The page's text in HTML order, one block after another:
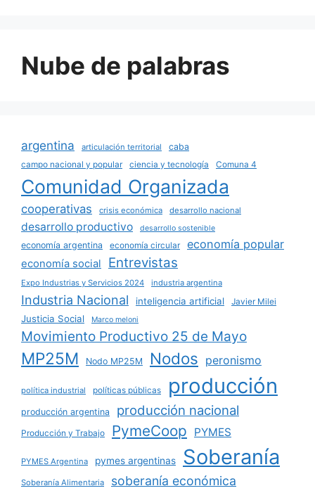
Nube de palabras
argentina articulación territorial
caba
campo nacional y popular
ciencia y tecnología Comuna 4
Comunidad Organizada
cooperativas crisis económica desarrollo nacional
desarrollo productivo desarrollo sostenible
economía argentina economía circular economía popular
economía social Entrevistas
Expo Industrias y Servicios 2024 industria argentina
Industria Nacional inteligencia artificial Javier Milei
Justicia Social Marco meloni
Movimiento Productivo 25 de Mayo
MP25M Nodo MP25M Nodos peronismo
política industrial políticas públicas producción
producción argentina producción nacional
Producción y Trabajo PymeCoop PYMES
PYMES Argentina pymes argentinas Soberanía
Soberanía Alimentaria soberanía económica